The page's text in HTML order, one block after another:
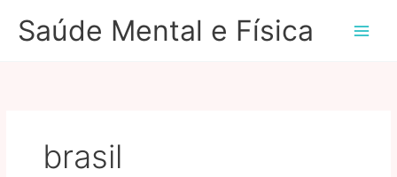
paraSaúde Mental e Física
brasil